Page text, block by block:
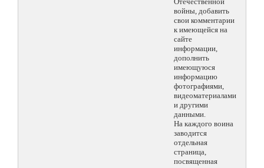
войны, добавить
свои комментарии
к имеющейся на
сайте
информации,
дополнить
имеющуюся
информацию
фотографиями,
видеоматериалами
и другими
данными.
На каждого воина
заводится
отдельная
страница,
посвященная